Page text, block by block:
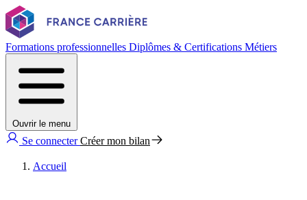
Formations professionnelles Diplômes & Certifications Métiers
Ouvrir le menu
Se connecterCréer mon bilan
Accueil